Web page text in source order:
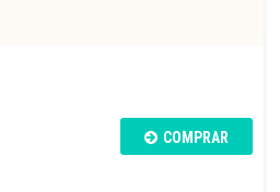
COMPRAR